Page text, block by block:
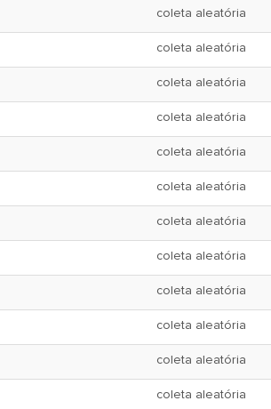
coleta aleatória
coleta aleatória
coleta aleatória
coleta aleatória
coleta aleatória
coleta aleatória
coleta aleatória
coleta aleatória
coleta aleatória
coleta aleatória
coleta aleatória
coleta aleatória